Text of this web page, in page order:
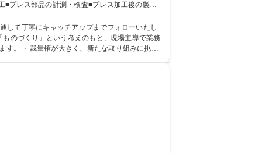
■プレス部品の計測・検査■プレス加工後の製品
して丁寧にキャッチアップまでフォローいたし
す。 ・裁量権が大きく、新たな取り組みに挑戦